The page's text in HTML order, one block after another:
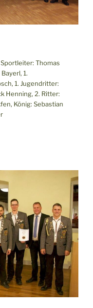
Thomas
1.
1. Jugendritter:
Henning, 2. Ritter:
König: Sebastian